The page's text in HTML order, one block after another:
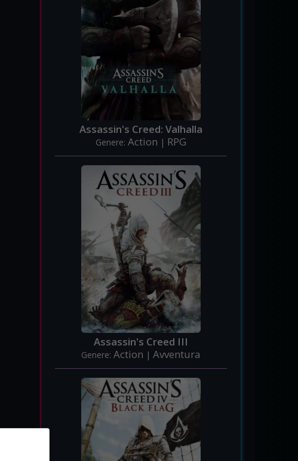
Assassin's Creed: Valhalla
Genere: Action | RPG
Assassin's Creed III
Genere:Action |Avventura